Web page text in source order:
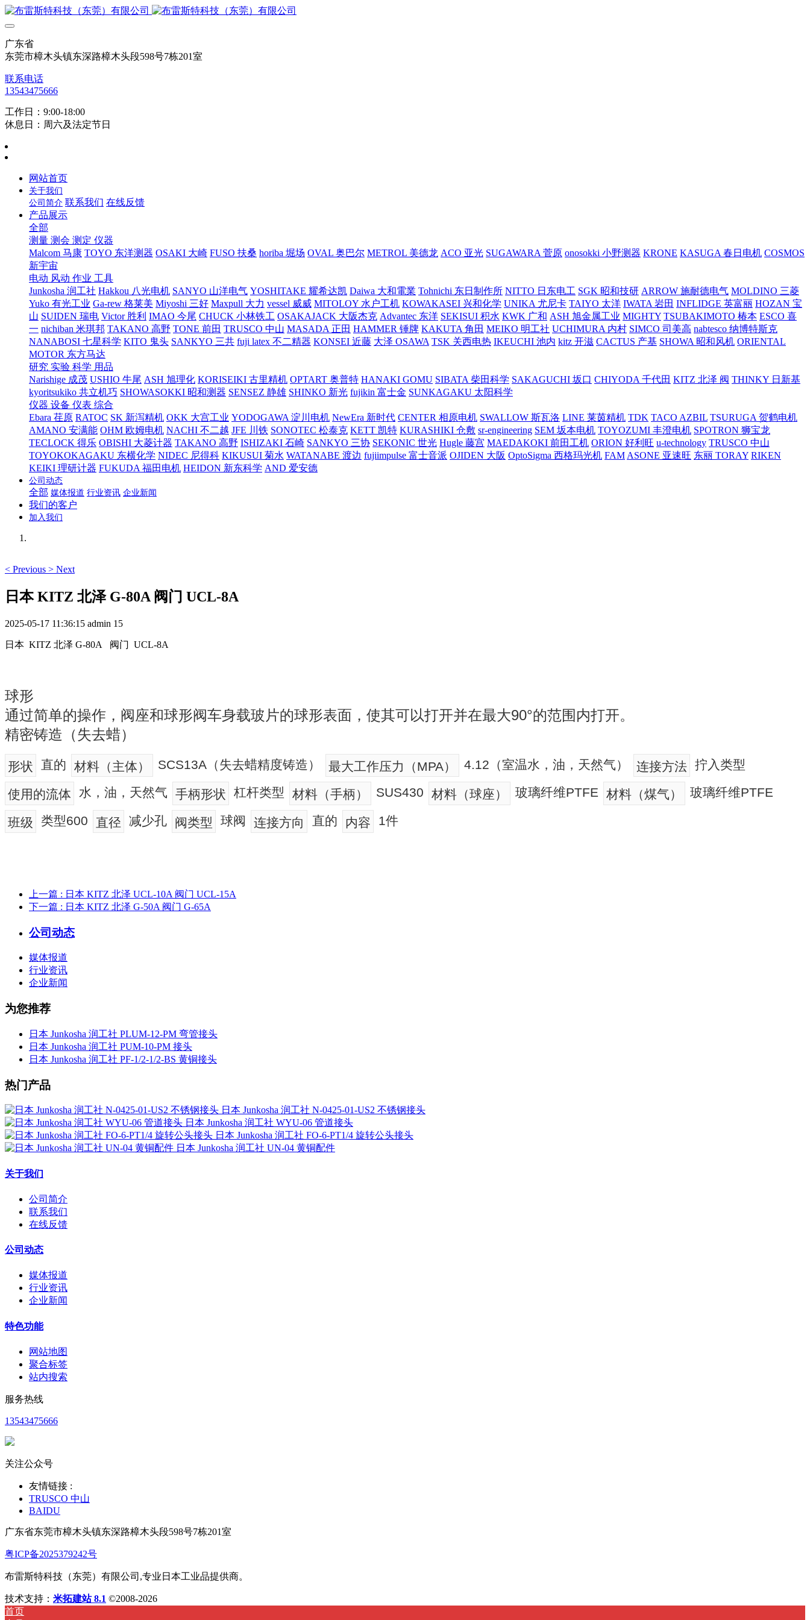
广东省
东莞市樟木头镇东深路樟木头段598号7栋201室
联系电话
13543475666
工作日：9:00-18:00
休息日：周六及法定节日
网站首页
关于我们
公司简介 联系我们 在线反馈
产品展示
全部
测量 测会 测定 仪器
Malcom 马康 TOYO 东洋测器 OSAKI 大崎 FUSO 扶桑 horiba 堀场 OVAL 奥巴尔 METROL 美德龙 ACO 亚光 SUGAWARA 菅原 onosokki 小野测器 KRONE KASUGA 春日电机 COSMOS
新宇宙
电动 风动 作业 工具
Junkosha 润工社 Hakkou 八光电机 SANYO 山洋电气 YOSHITAKE 耀希达凯 Daiwa 大和電業 Tohnichi 东日制作所 NITTO 日东电工 SGK 昭和技研 ARROW 施耐德电气 MOLDINO 三菱
Yuko 有光工业 Ga-rew 格莱美 Miyoshi 三好 Maxpull 大力 vessel 威威 MITOLOY 水户工机 KOWAKASEI 兴和化学 UNIKA 尤尼卡 TAIYO 太洋 IWATA 岩田 INFLIDGE 英富丽 HOZAN 宝
山 SUIDEN 瑞电 Victor 胜利 IMAO 今尾 CHUCK 小林铁工 OSAKAJACK 大阪杰克 Advantec 东洋 SEKISUI 积水 KWK 广和 ASH 旭金属工业 MIGHTY TSUBAKIMOTO 椿本 ESCO 喜
一 nichiban 米琪邦 TAKANO 高野 TONE 前田 TRUSCO 中山 MASADA 正田 HAMMER 锤牌 KAKUTA 角田 MEIKO 明工社 UCHIMURA 内村 SIMCO 司美高 nabtesco 纳博特斯克
NANABOSI 七星科学 KITO 鬼头 SANKYO 三共 fuji latex 不二精器 KONSEI 近藤 大泽 OSAWA TSK 关西电热 IKEUCHI 池内 kitz 开滋 CACTUS 产基 SHOWA 昭和风机 ORIENTAL
MOTOR 东方马达
研究 实验 科学 用品
Narishige 成茂 USHIO 牛尾 ASH 旭理化 KORISEIKI 古里精机 OPTART 奥普特 HANAKI GOMU SIBATA 柴田科学 SAKAGUCHI 坂口 CHIYODA 千代田 KITZ 北泽 阀 THINKY 日新基
kyoritsukiko 共立机巧 SHOWASOKKI 昭和测器 SENSEZ 静雄 SHINKO 新光 fujikin 富士金 SUNKAGAKU 太阳科学
仪器 设备 仪表 综合
Ebara 荏原 RATOC SK 新泻精机 OKK 大宫工业 YODOGAWA 淀川电机 NewEra 新时代 CENTER 相原电机 SWALLOW 斯瓦洛 LINE 莱茵精机 TDK TACO AZBIL TSURUGA 贺鹤电机
AMANO 安满能 OHM 欧姆电机 NACHI 不二越 JFE 川铁 SONOTEC 松泰克 KETT 凯特 KURASHIKI 仓敷 sr-engineering SEM 坂本电机 TOYOZUMI 丰澄电机 SPOTRON 狮宝龙
TECLOCK 得乐 OBISHI 大菱计器 TAKANO 高野 ISHIZAKI 石崎 SANKYO 三协 SEKONIC 世光 Hugle 藤宫 MAEDAKOKI 前田工机 ORION 好利旺 u-technology TRUSCO 中山
TOYOKOKAGAKU 东横化学 NIDEC 尼得科 KIKUSUI 菊水 WATANABE 渡边 fujiimpulse 富士音派 OJIDEN 大阪 OptoSigma 西格玛光机 FAM ASONE 亚速旺 东丽 TORAY RIKEN
KEIKI 理研计器 FUKUDA 福田电机 HEIDON 新东科学 AND 爱安德
公司动态
全部 媒体报道 行业资讯 企业新闻
我们的客户
加入我们
< Previous > Next
日本 KITZ 北泽 G-80A 阀门 UCL-8A
2025-05-17 11:36:15 admin 15
日本 KITZ 北泽 G-80A 阀门 UCL-8A
球形
通过简单的操作，阀座和球形阀车身载玻片的球形表面，使其可以打开并在最大90°的范围内打开。
精密铸造（失去蜡）
形状 直的 材料（主体） SCS13A（失去蜡精度铸造） 最大工作压力（MPA） 4.12（室温水，油，天然气） 连接方法 拧入类型
使用的流体 水，油，天然气 手柄形状 杠杆类型 材料（手柄） SUS430 材料（球座） 玻璃纤维PTFE 材料（煤气） 玻璃纤维PTFE
班级 类型600 直径 减少孔 阀类型 球阀 连接方向 直的 内容 1件
上一篇 : 日本 KITZ 北泽 UCL-10A 阀门 UCL-15A
下一篇 : 日本 KITZ 北泽 G-50A 阀门 G-65A
公司动态
媒体报道
行业资讯
企业新闻
为您推荐
日本 Junkosha 润工社 PLUM-12-PM 弯管接头
日本 Junkosha 润工社 PUM-10-PM 接头
日本 Junkosha 润工社 PF-1/2-1/2-BS 黄铜接头
热门产品
日本 Junkosha 润工社 N-0425-01-US2 不锈钢接头
日本 Junkosha 润工社 WYU-06 管道接头
日本 Junkosha 润工社 FO-6-PT1/4 旋转公头接头
日本 Junkosha 润工社 UN-04 黄铜配件
关于我们
公司简介
联系我们
在线反馈
公司动态
媒体报道
行业资讯
企业新闻
特色功能
网站地图
聚合标签
站内搜索
服务热线
13543475666
关注公众号
友情链接 :
TRUSCO 中山
BAIDU
广东省东莞市樟木头镇东深路樟木头段598号7栋201室
粤ICP备2025379242号
布雷斯特科技（东莞）有限公司,专业日本工业品提供商。
技术支持： 米拓建站 8.1 ©2008-2026
首页